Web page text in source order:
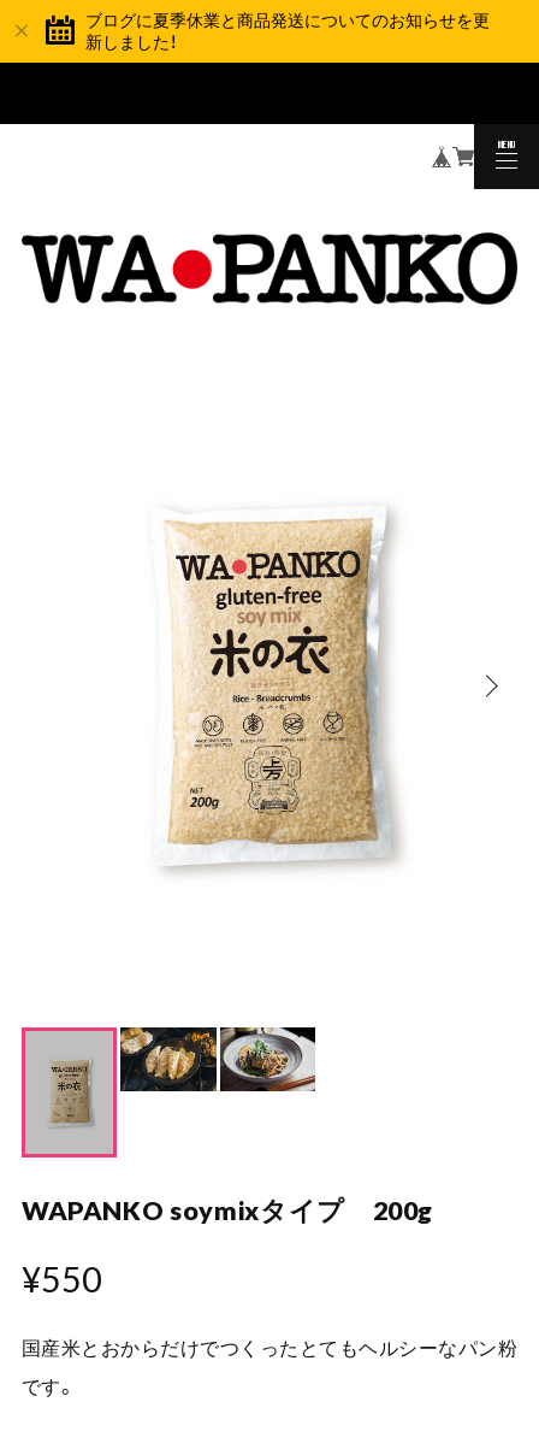
ブログに夏季休業と商品発送についてのお知らせを更
新しました！
MENU
CLOSE
WAPANKO soymixタイプ 200g
¥550
国産米とおからだけでつくったとてもヘルシーなパン粉
です。